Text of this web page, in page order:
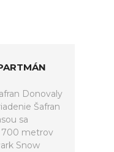
Donovaly
Šafran
sa
700 metrov
Snow